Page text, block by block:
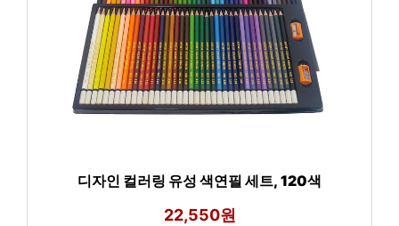
디자인 컬러링 유성 색연필 세트, 120색
22,550원